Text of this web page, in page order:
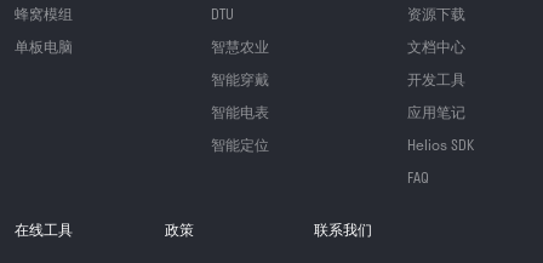
蜂窝模组
单板电脑
DTU
智慧农业
智能穿戴
智能电表
智能定位
资源下载
文档中心
开发工具
应用笔记
Helios SDK
FAQ
在线工具 政策 联系我们